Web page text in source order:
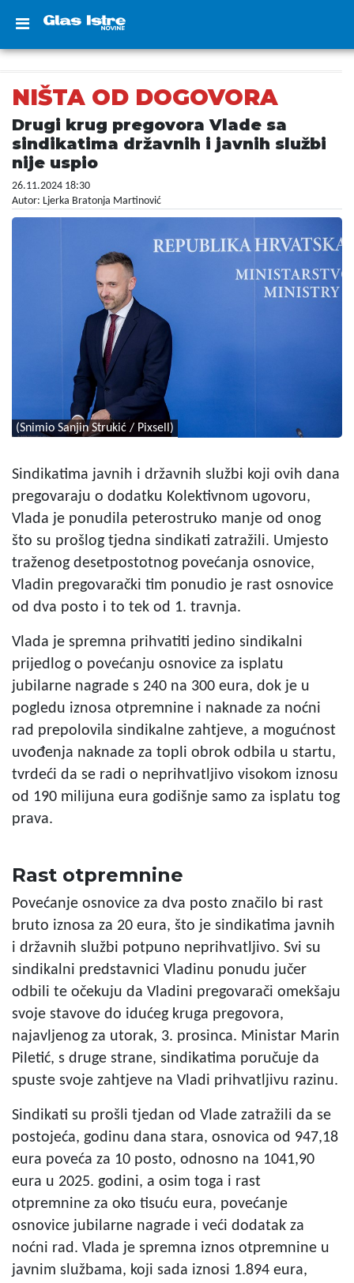
NIŠTA OD DOGOVORA
Drugi krug pregovora Vlade sa
sindikatima državnih i javnih službi
nije uspio
26.11.2024 18:30
Autor: Ljerka Bratonja Martinović
(Snimio Sanjin Strukić / Pixsell)
Sindikatima javnih i državnih službi koji ovih dana
pregovaraju o dodatku Kolektivnom ugovoru,
Vlada je ponudila peterostruko manje od onog
što su prošlog tjedna sindikati zatražili. Umjesto
traženog desetpostotnog povećanja osnovice,
Vladin pregovarački tim ponudio je rast osnovice
od dva posto i to tek od 1. travnja.
Vlada je spremna prihvatiti jedino sindikalni
prijedlog o povećanju osnovice za isplatu
jubilarne nagrade s 240 na 300 eura, dok je u
pogledu iznosa otpremnine i naknade za noćni
rad prepolovila sindikalne zahtjeve, a mogućnost
uvođenja naknade za topli obrok odbila u startu,
tvrdeći da se radi o neprihvatljivo visokom iznosu
od 190 milijuna eura godišnje samo za isplatu tog
prava.
Rast otpremnine
Povećanje osnovice za dva posto značilo bi rast
bruto iznosa za 20 eura, što je sindikatima javnih
i državnih službi potpuno neprihvatljivo. Svi su
sindikalni predstavnici Vladinu ponudu jučer
odbili te očekuju da Vladini pregovarači omekšaju
svoje stavove do idućeg kruga pregovora,
najavljenog za utorak, 3. prosinca. Ministar Marin
Piletić, s druge strane, sindikatima poručuje da
spuste svoje zahtjeve na Vladi prihvatljivu razinu.
Sindikati su prošli tjedan od Vlade zatražili da se
postojeća, godinu dana stara, osnovica od 947,18
eura poveća za 10 posto, odnosno na 1041,90
eura u 2025. godini, a osim toga i rast
otpremnine za oko tisuću eura, povećanje
osnovice jubilarne nagrade i veći dodatak za
noćni rad. Vlada je spremna iznos otpremnine u
javnim službama, koji sada iznosi 1.894 eura,